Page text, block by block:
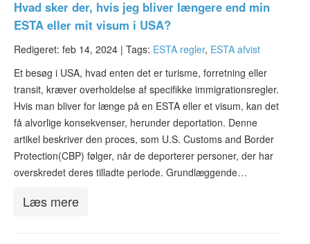
Hvad sker der, hvis jeg bliver længere end min
ESTA eller mit visum i USA?
Redigeret: feb 14, 2024 | Tags: ESTA regler, ESTA afvist
Et besøg i USA, hvad enten det er turisme, forretning eller
transit, kræver overholdelse af specifikke immigrationsregler.
Hvis man bliver for længe på en ESTA eller et visum, kan det
få alvorlige konsekvenser, herunder deportation. Denne
artikel beskriver den proces, som U.S. Customs and Border
Protection(CBP) følger, når de deporterer personer, der har
overskredet deres tilladte periode. Grundlæggende…
Læs mere